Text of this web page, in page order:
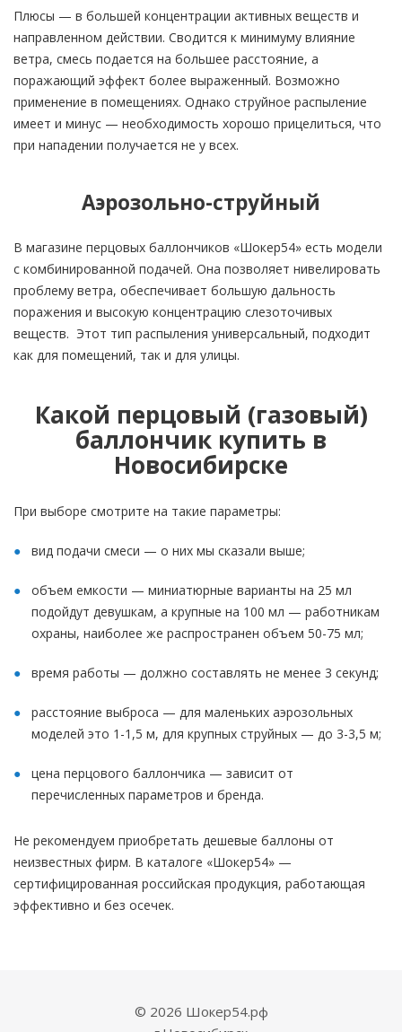
Плюсы — в большей концентрации активных веществ и
направленном действии. Сводится к минимуму влияние
ветра, смесь подается на большее расстояние, а
поражающий эффект более выраженный. Возможно
применение в помещениях. Однако струйное распыление
имеет и минус — необходимость хорошо прицелиться, что
при нападении получается не у всех.
Аэрозольно-струйный
В магазине перцовых баллончиков «Шокер54» есть модели
с комбинированной подачей. Она позволяет нивелировать
проблему ветра, обеспечивает большую дальность
поражения и высокую концентрацию слезоточивых
веществ. Этот тип распыления универсальный, подходит
как для помещений, так и для улицы.
Какой перцовый (газовый)
баллончик купить в
Новосибирске
При выборе смотрите на такие параметры:
вид подачи смеси — о них мы сказали выше;
объем емкости — миниатюрные варианты на 25 мл
подойдут девушкам, а крупные на 100 мл — работникам
охраны, наиболее же распространен объем 50-75 мл;
время работы — должно составлять не менее 3 секунд;
расстояние выброса — для маленьких аэрозольных
моделей это 1-1,5 м, для крупных струйных — до 3-3,5 м;
цена перцового баллончика — зависит от
перечисленных параметров и бренда.
Не рекомендуем приобретать дешевые баллоны от
неизвестных фирм. В каталоге «Шокер54» —
сертифицированная российская продукция, работающая
эффективно и без осечек.
© 2026 Шокер54.рф